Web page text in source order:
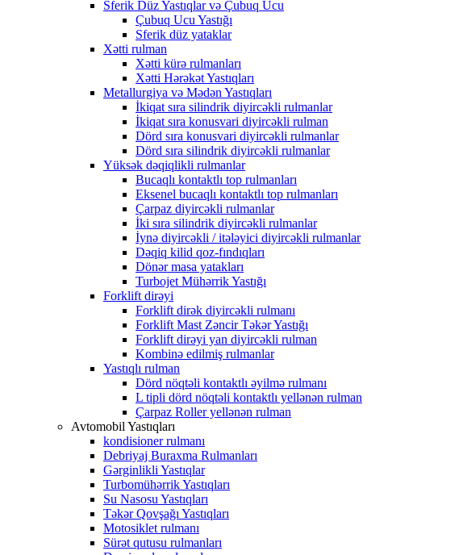
Sferik Düz Yastıqlar və Çubuq Ucu
Çubuq Ucu Yastığı
Sferik düz yataklar
Xətti rulman
Xətti kürə rulmanları
Xətti Hərəkət Yastıqları
Metallurgiya və Mədən Yastıqları
İkiqat sıra silindrik diyircəkli rulmanlar
İkiqat sıra konusvari diyircəkli rulman
Dörd sıra konusvari diyircəkli rulmanlar
Dörd sıra silindrik diyircəkli rulmanlar
Yüksək dəqiqlikli rulmanlar
Bucaqlı kontaktlı top rulmanları
Eksenel bucaqlı kontaktlı top rulmanları
Çarpaz diyircəkli rulmanlar
İki sıra silindrik diyircəkli rulmanlar
İynə diyircəkli / itələyici diyircəkli rulmanlar
Dəqiq kilid qoz-fındıqları
Dönər masa yatakları
Turbojet Mühərrik Yastığı
Forklift dirəyi
Forklift dirək diyircəkli rulmanı
Forklift Mast Zəncir Təkər Yastığı
Forklift dirəyi yan diyircəkli rulman
Kombinə edilmiş rulmanlar
Yastıqlı rulman
Dörd nöqtəli kontaktlı əyilmə rulmanı
L tipli dörd nöqtəli kontaktlı yellənən rulman
Çarpaz Roller yellənən rulman
Avtomobil Yastıqları
kondisioner rulmanı
Debriyaj Buraxma Rulmanları
Gərginlikli Yastıqlar
Turbomühərrik Yastıqları
Su Nasosu Yastıqları
Təkər Qovşağı Yastıqları
Motosiklet rulmanı
Sürət qutusu rulmanları